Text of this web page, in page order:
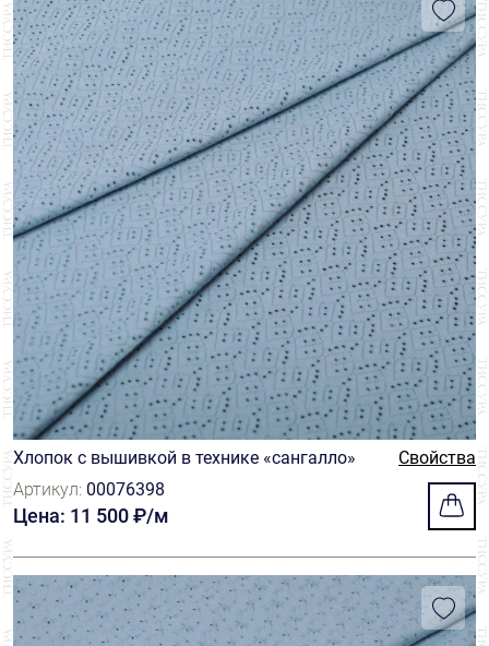
Хлопок с вышивкой в технике «сангалло»
Свойства
Артикул: 00076398
Цена: 11 500 ₽/м